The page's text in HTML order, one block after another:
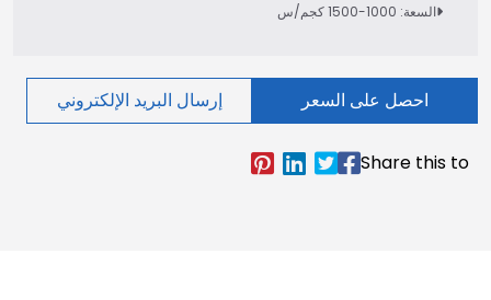
السعة: 1000-1500 كجم/س
احصل على السعر إرسال البريد الإلكتروني